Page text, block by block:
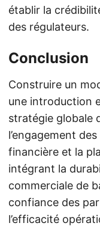
établir la
des régulateurs.
Conclusion
Construire un
une introduction
stratégie globale
l’engagement
financière et la
intégrant la
commerciale de
confiance des
l’efficacité